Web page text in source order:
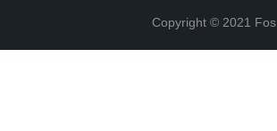
Copyright © 2021